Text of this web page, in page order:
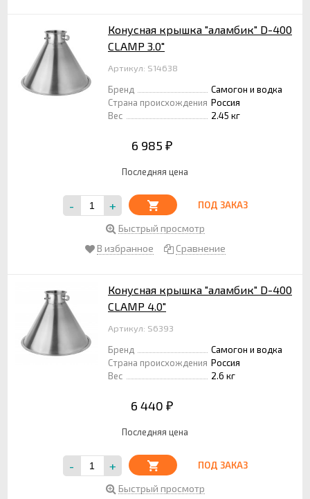
Конусная крышка "аламбик" D-400
CLAMP 3.0"
Артикул: S14638
Бренд
Самогон и водка
Страна происхождения Россия
Вес
2.45 кг
6 985 ₽
Последняя цена
- + ПОД ЗАКАЗ
Быстрый просмотр
В избранное
Сравнение
Конусная крышка "аламбик" D-400
CLAMP 4.0"
Артикул: S6393
Бренд
Самогон и водка
Страна происхождения Россия
Вес
2.6 кг
6 440 ₽
Последняя цена
- + ПОД ЗАКАЗ
Быстрый просмотр